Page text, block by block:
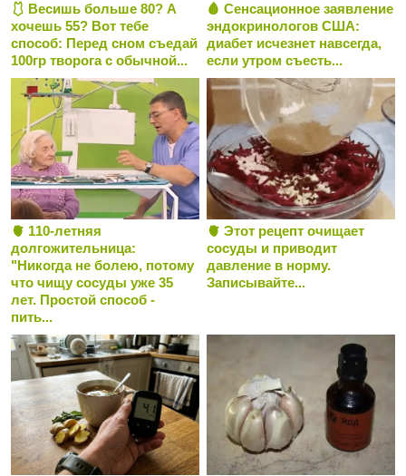
🩱 Весишь больше 80? А
хочешь 55? Вот тебе
способ: Перед сном съедай
100гр творога с обычной...
🩸 Сенсационное заявление
эндокринологов США:
диабет исчезнет навсегда,
если утром съесть...
🫀 110-летняя
долгожительница:
"Никогда не болею, потому
что чищу сосуды уже 35
лет. Простой способ -
пить...
🫀 Этот рецепт очищает
сосуды и приводит
давление в норму.
Записывайте...